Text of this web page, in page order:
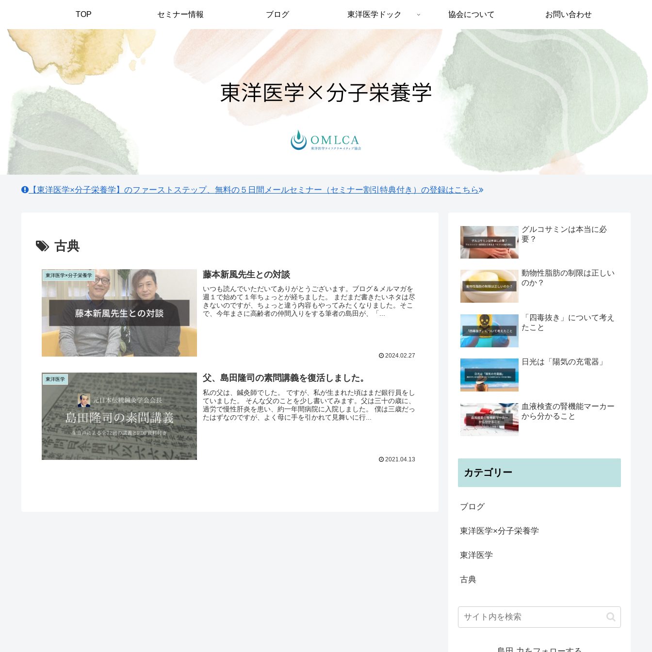
TOP セミナー情報 ブログ 東洋医学ドック 協会について お問い合わせ
【東洋医学×分子栄養学】のファーストステップ、無料の５日間メールセミナー（セミナー割引特典付き）の登録はこちら
古典
東洋医学×分子栄養学 藤本新風先生との対談
いつも読んでいただいてありがとうございます。ブログ＆メルマガを
週１で始めて１年ちょっとが経ちました。 まだまだ書きたいネタは尽
きないのですが、ちょっと違う内容もやってみたくなりました。そこ
で、今年まさに高齢者の仲間入りをする筆者の島田が、「...
2024.02.27
東洋医学 父、島田隆司の素問講義を復活しました。
私の父は、鍼灸師でした。 ですが、私が生まれた頃はまだ銀行員をし
ていました。 そんな父のことを少し書いてみます。父は三十の歳に、
過労で慢性肝炎を患い、約一年間病院に入院しました。 僕は三歳だっ
たはずなのですが、よく母に手を引かれて見舞いに行...
2021.04.13
グルコサミンは本当に必
要？
動物性脂肪の制限は正しい
のか？
「四毒抜き」について考え
たこと
日光は「陽気の充電器」
血液検査の腎機能マーカー
から分かること
カテゴリー
ブログ
東洋医学×分子栄養学
東洋医学
古典